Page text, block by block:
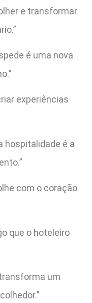
e transformar
é uma nova
experiências
hospitalidade é a
com o coração
que o hoteleiro
um